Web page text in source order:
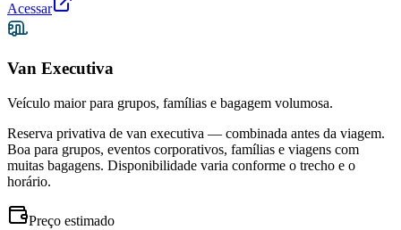
Acessar
Van Executiva
Veículo maior para grupos, famílias e bagagem volumosa.
Reserva privativa de van executiva — combinada antes da viagem.
Boa para grupos, eventos corporativos, famílias e viagens com
muitas bagagens. Disponibilidade varia conforme o trecho e o
horário.
Preço estimado